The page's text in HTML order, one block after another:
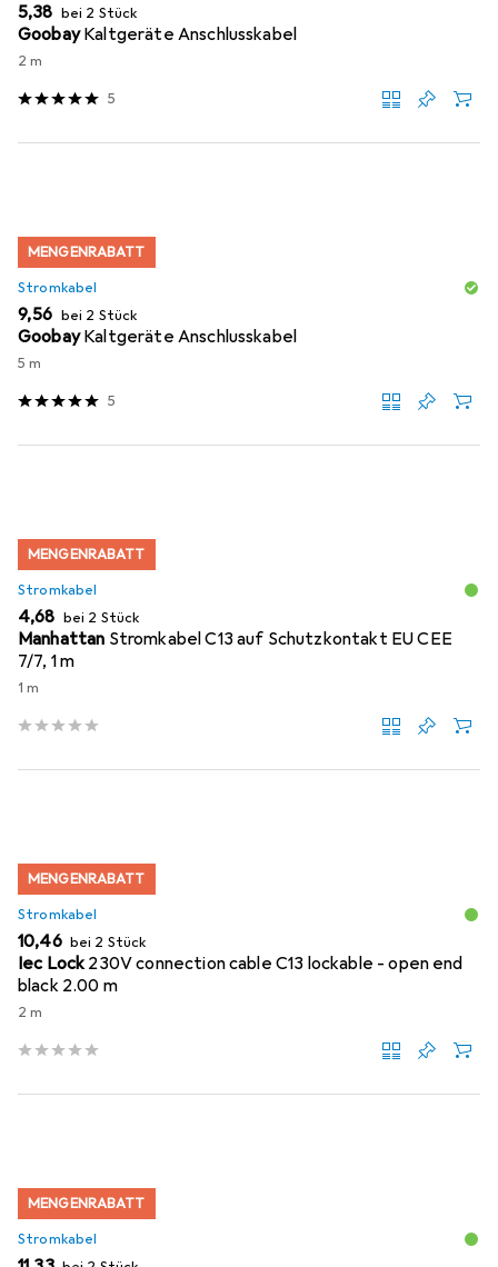
EUR
5,38 bei 2 Stück
Goobay Kaltgeräte Anschlusskabel
2 m
5
MENGENRABATT
Stromkabel
EUR
9,56 bei 2 Stück
Goobay Kaltgeräte Anschlusskabel
5 m
5
MENGENRABATT
Stromkabel
EUR
4,68 bei 2 Stück
Manhattan Stromkabel C13 auf Schutzkontakt EU CEE
7/7, 1 m
1 m
MENGENRABATT
Stromkabel
EUR
10,46 bei 2 Stück
Iec Lock230V connection cable C13 lockable - open end
black 2.00 m
2 m
MENGENRABATT
Stromkabel